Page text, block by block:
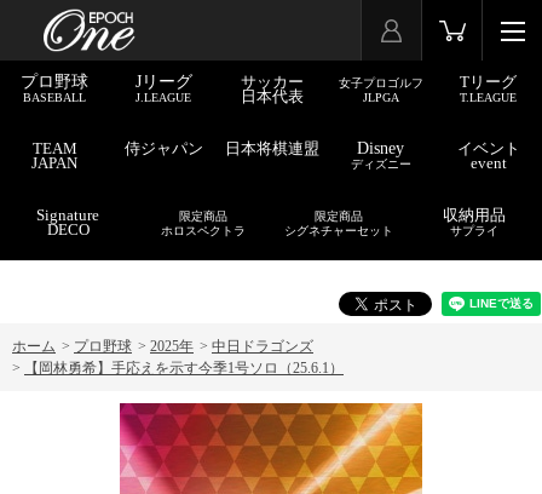
プロ野球
BASEBALL
Jリーグ
J.LEAGUE
サッカー
日本代表
女子プロゴルフ
JLPGA
Tリーグ
T.LEAGUE
TEAM
JAPAN
侍ジャパン 日本将棋連盟 Disney
ディズニー
イベント
event
Signature
DECO
限定商品
ホロスペクトラ
限定商品
シグネチャーセット
収納用品
サプライ
ホーム > プロ野球 > 2025年 > 中日ドラゴンズ
>
【岡林勇希】手応えを示す今季1号ソロ（25.6.1）